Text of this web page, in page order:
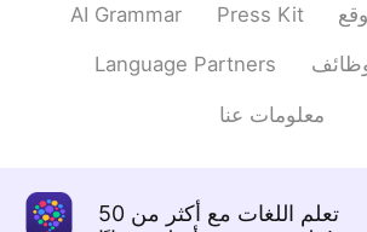
2020.08.20 10:19
2020.08.20 10:18
AI Grammar Press Kit
Language Partners
معلومات عنا
تعلم اللغات مع أكثر من 50